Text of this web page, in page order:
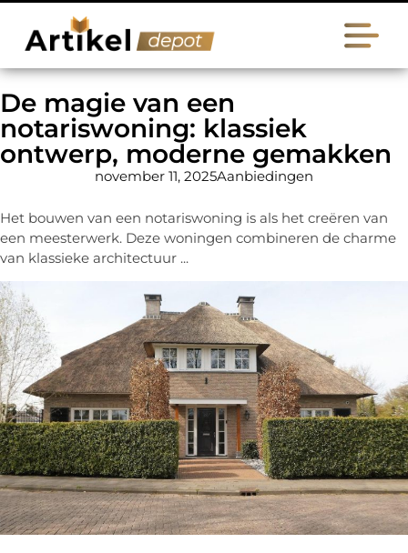
De magie van een
notariswoning: klassiek
ontwerp, moderne gemakken
november 11, 2025Aanbiedingen
Het bouwen van een notariswoning is als het creëren van
een meesterwerk. Deze woningen combineren de charme
van klassieke architectuur ...